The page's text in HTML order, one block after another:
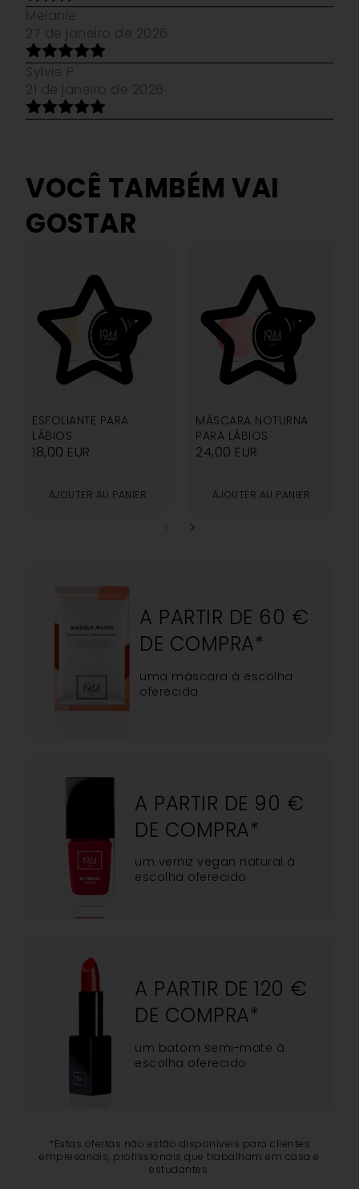
Melanie
27 de janeiro de 2026
Sylvie P.
21 de janeiro de 2026
VOCÊ TAMBÉM VAI
GOSTAR
ESFOLIANTE PARA
LÁBIOS
18,00 EUR
AJOUTER AU PANIER
MÁSCARA NOTURNA
PARA LÁBIOS
24,00 EUR
AJOUTER AU PANIER
A PARTIR DE 60 €
DE COMPRA*
uma máscara à escolha
oferecida
A PARTIR DE 90 €
DE COMPRA*
um verniz vegan natural à
escolha oferecido
A PARTIR DE 120 €
DE COMPRA*
um batom semi-mate à
escolha oferecido
*Estas ofertas não estão disponíveis para clientes
empresariais, profissionais que trabalham em casa e
estudantes.